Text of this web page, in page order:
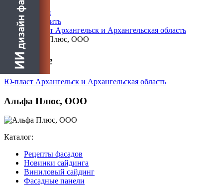
Главная
Где купить
Ю-пласт Архангельск и Архангельская область
Альфа Плюс, ООО
О салоне
Ю-пласт Архангельск и Архангельская область
Альфа Плюс, ООО
Каталог:
Рецепты фасадов
Новинки сайдинга
Виниловый сайдинг
Фасадные панели